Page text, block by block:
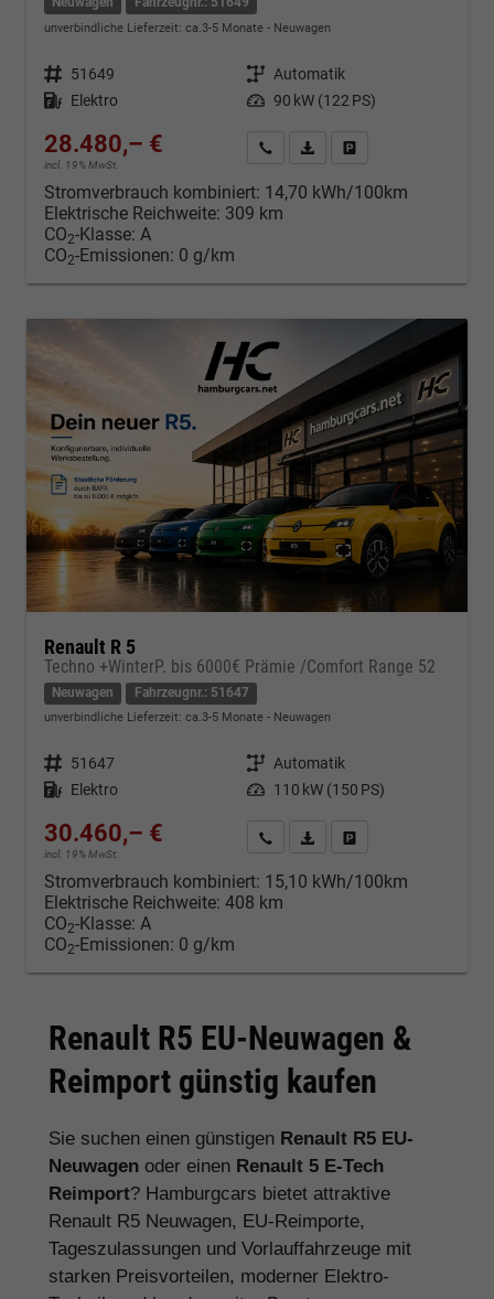
unverbindliche Lieferzeit: ca.3-5 Monate Neuwagen
Fahrzeugnr. 51649 Getriebe Automatik
Kraftstoff Elektro Leistung 90 kW (122 PS)
28.480,– €
incl. 19% MwSt.
Kontakt & Angebot anfordern
PDF-Datei, Fahrzeugexposé
Stromverbrauch kombiniert: 14,70 kWh/100km
Elektrische Reichweite: 309 km
CO2-Klasse: A
CO2-Emissionen: 0 g/km
Renault R 5
Techno +WinterP. bis 6000€ Prämie /Comfort Range 52
Neuwagen Fahrzeugnr.: 51647
unverbindliche Lieferzeit: ca.3-5 Monate Neuwagen
Fahrzeugnr. 51647 Getriebe Automatik
Kraftstoff Elektro Leistung 110 kW (150 PS)
30.460,– €
incl. 19% MwSt.
Kontakt & Angebot anfordern
PDF-Datei, Fahrzeugexposé
Stromverbrauch kombiniert: 15,10 kWh/100km
Elektrische Reichweite: 408 km
CO2-Klasse: A
CO2-Emissionen: 0 g/km
Renault R5 EU-Neuwagen &
Reimport günstig kaufen
Sie suchen einen günstigen Renault R5 EU-
Neuwagen oder einen Renault 5 E-Tech
Reimport? Hamburgcars bietet attraktive
Renault R5 Neuwagen, EU-Reimporte,
Tageszulassungen und Vorlauffahrzeuge mit
starken Preisvorteilen, moderner Elektro-